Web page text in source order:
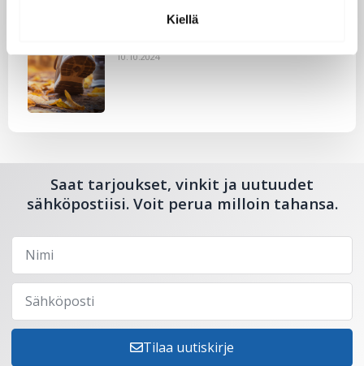
Kiellä
10.10.2024
Saat tarjoukset, vinkit ja uutuudet
sähköpostiisi. Voit perua milloin tahansa.
Tilaa uutiskirje